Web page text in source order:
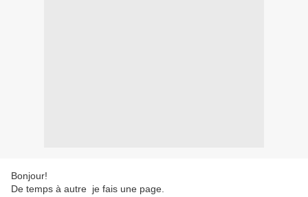
Bonjour!
De temps à autre je fais une page.